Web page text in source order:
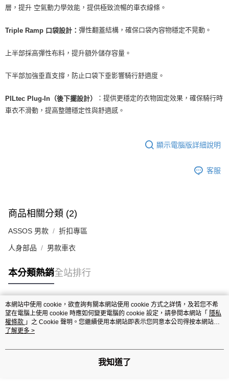
層，提升 空氣動力學效能，提供極致流暢的車衣線條。
Triple Ramp 口袋設計： 彈性翻蓋結構，確保口袋內容物穩定不晃動。
上半部採高彈性布料，提升額外儲存容量。
下半部加強垂直支撐，防止口袋下垂影響騎行舒適度。
PILtec Plug-In（後下擺設計）
：提供更穩定的衣物固定效果，確保騎行時
車衣不滑動，提高整體穩定性與舒適感。
顯示電腦版詳細說明
客服
商品相關分類 (2)
ASSOS 男款 折扣專區
人身部品 男款車衣
本分類熱銷全站排行
熱門標籤
本網站中使用 cookie，欲查詢有關本網站使用 cookie 方式之詳情，及若您不希
望在電腦上使用 cookie 時應如何變更電腦的 cookie 設定，請參閱本網站「 隱私
權條款 」之 Cookie 聲明。您繼續使用本網站即表示您同意本公司得按本網站使
用條款之 Cookie 聲明使用 cookie。
了解更多 >
我知道了